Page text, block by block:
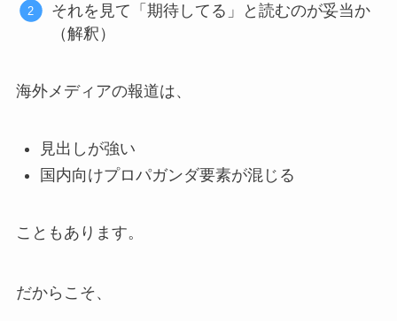
それを見て「期待してる」と読むのが妥当か
（解釈）
海外メディアの報道は、
見出しが強い
国内向けプロパガンダ要素が混じる
こともあります。
だからこそ、